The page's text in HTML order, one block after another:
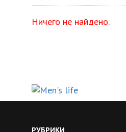
Ничего не найдено.
РУБРИКИ